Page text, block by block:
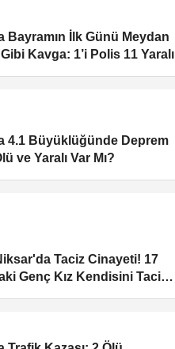
Bayramın İlk Günü Meydan
Kavga: 1’i Polis 11 Yaralı
4.1 Büyüklüğünde Deprem
ve Yaralı Var Mı?
Taciz Cinayeti! 17
Genç Kız Kendisini Taciz